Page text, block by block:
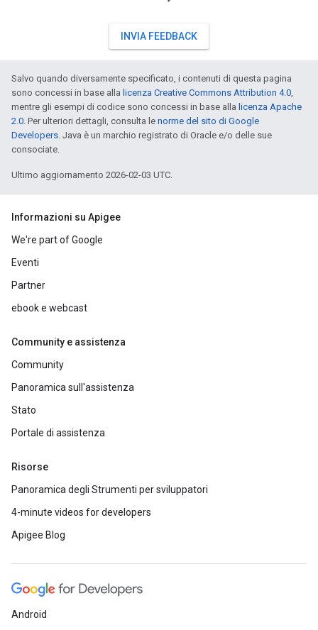
INVIA FEEDBACK
Salvo quando diversamente specificato, i contenuti di questa pagina
sono concessi in base alla licenza Creative Commons Attribution 4.0,
mentre gli esempi di codice sono concessi in base alla licenza Apache
2.0. Per ulteriori dettagli, consulta le norme del sito di Google
Developers. Java è un marchio registrato di Oracle e/o delle sue
consociate.
Ultimo aggiornamento 2026-02-03 UTC.
Informazioni su Apigee
We're part of Google
Eventi
Partner
ebook e webcast
Community e assistenza
Community
Panoramica sull'assistenza
Stato
Portale di assistenza
Risorse
Panoramica degli Strumenti per sviluppatori
4-minute videos for developers
Apigee Blog
Android